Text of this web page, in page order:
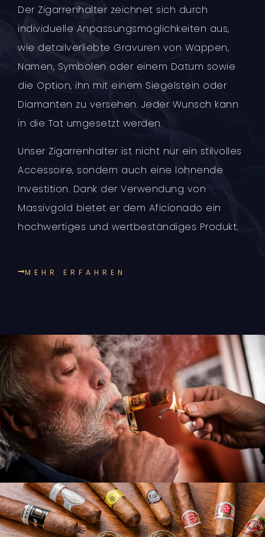
Der Zigarrenhalter zeichnet sich durch
individuelle Anpassungsmöglichkeiten aus,
wie detailverliebte Gravuren von Wappen,
Namen, Symbolen oder einem Datum sowie
die Option, ihn mit einem Siegelstein oder
Diamanten zu versehen. Jeder Wunsch kann
in die Tat umgesetzt werden.
Unser Zigarrenhalter ist nicht nur ein stilvolles
Accessoire, sondern auch eine lohnende
Investition. Dank der Verwendung von
Massivgold bietet er dem Aficionado ein
hochwertiges und wertbeständiges Produkt.
MEHR ERFAHREN